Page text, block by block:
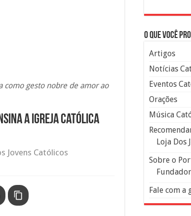
como gesto nobre de amor ao
a Igreja Católica
Jovens Católicos
O que você
Artigos
Notícias
Eventos
Orações
Música
Loja Dos
Sobre o
Fale com a